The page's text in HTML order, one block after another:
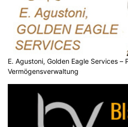
E. Agustoni, Golden Eagle Services –
Vermögensverwaltung